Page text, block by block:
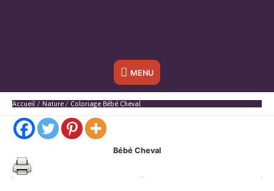
Sous
l'en-
MENU
Accueil Nature Coloriage Bébé Cheval
Bébé Cheval